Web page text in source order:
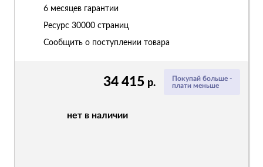
Покупай больше -
плати меньше
34 415 р.
нет в наличии
6 месяцев гарантии
Ресурс 30000 страниц
Сообщить о поступлении товара